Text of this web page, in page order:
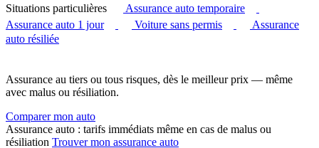
Situations particulières
Assurance auto temporaire
Assurance auto 1 jour
Voiture sans permis
Assurance
auto résiliée
Assurance au tiers ou tous risques, dès le meilleur prix — même
avec malus ou résiliation.
Comparer mon auto
Assurance auto : tarifs immédiats même en cas de malus ou
résiliation Trouver mon assurance auto